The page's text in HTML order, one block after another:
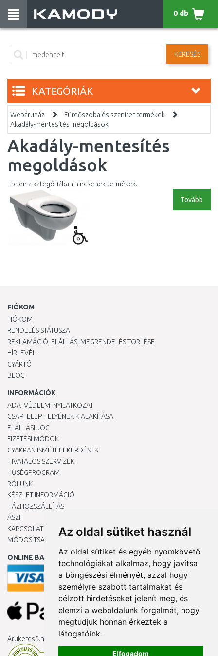
Az oldal sütiket használ
Az oldal sütiket és egyéb nyomkövető
technológiákat alkalmaz, hogy javítsa
a böngészési élményét, azzal hogy
személyre szabott tartalmakat és
célzott hirdetéseket jelenít meg, és
elemzi a weboldalunk forgalmát, hogy
megtudjuk honnan érkeztek a
látogatóink.
Elfogadom
KERESÉS
0 db
KATEGÓRIÁK
Webáruház
Fürdőszoba és szaniter termékek
Akadály-mentesítés megoldások
Akadály-mentesítés
megoldások
Ebben a kategóriában nincsenek termékek.
Tovább
FIÓKOM
FIÓKOM
RENDELÉS STÁTUSZA
REKLAMÁCIÓ, ELÁLLÁS, MEGRENDELÉS TÖRLÉSE
HÍRLEVÉL
GYÁRTÓ
BLOG
INFORMÁCIÓK
ADATVÉDELMI NYILATKOZAT
CSAPTELEP HELYÉNEK KIALAKÍTÁSA
ELÁLLÁSI JOG
FIZETÉSI MÓDOK
GYAKRAN ISMÉTELT KÉRDÉSEK
HIVATALOS SZERVIZEK
HŰSÉGPROGRAM
RÓLUNK
KÉSZLET INFORMÁCIÓ
HÁZHOZSZÁLLÍTÁS
ÁSZF
KAPCSOLAT
MÓDOSÍTSA A COOKIE-BEÁLLÍTÁSAIMAT
ONLINE BANKKÁRTYÁVAL
Árukereső.hu